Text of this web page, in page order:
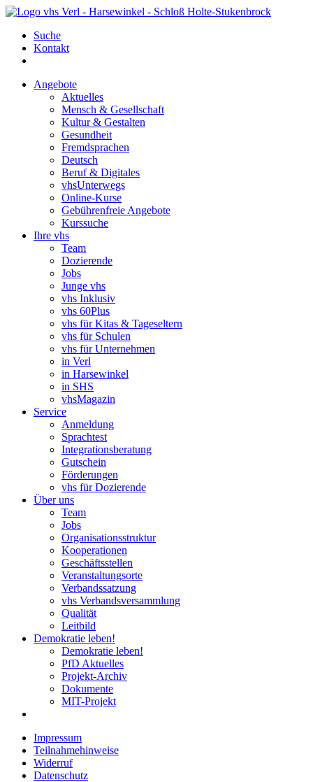
Suche
Kontakt
Angebote
Aktuelles
Mensch & Gesellschaft
Kultur & Gestalten
Gesundheit
Fremdsprachen
Deutsch
Beruf & Digitales
vhsUnterwegs
Online-Kurse
Gebührenfreie Angebote
Kurssuche
Ihre vhs
Team
Dozierende
Jobs
Junge vhs
vhs Inklusiv
vhs 60Plus
vhs für Kitas & Tageseltern
vhs für Schulen
vhs für Unternehmen
in Verl
in Harsewinkel
in SHS
vhsMagazin
Service
Anmeldung
Sprachtest
Integrationsberatung
Gutschein
Förderungen
vhs für Dozierende
Über uns
Team
Jobs
Organisationsstruktur
Kooperationen
Geschäftsstellen
Veranstaltungsorte
Verbandssatzung
vhs Verbandsversammlung
Qualität
Leitbild
Demokratie leben!
Demokratie leben!
PfD Aktuelles
Projekt-Archiv
Dokumente
MIT-Projekt
Impressum
Teilnahmehinweise
Widerruf
Datenschutz